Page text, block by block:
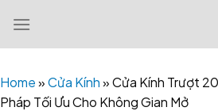
content
Home»Cửa Kính»Cửa Kính Trượt
Pháp Tối Ưu Cho Không Gian Mở